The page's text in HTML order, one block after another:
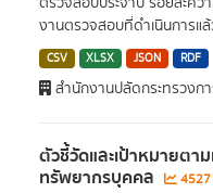
งานตรวจสอบที่ดำเนินการแล้
CSV XLSX JSON RDF
สำนักงานปลัดกระทรวงก
ตัวชี้วัดและเป้าหมายต
ทรัพยากรบุคคล 4527